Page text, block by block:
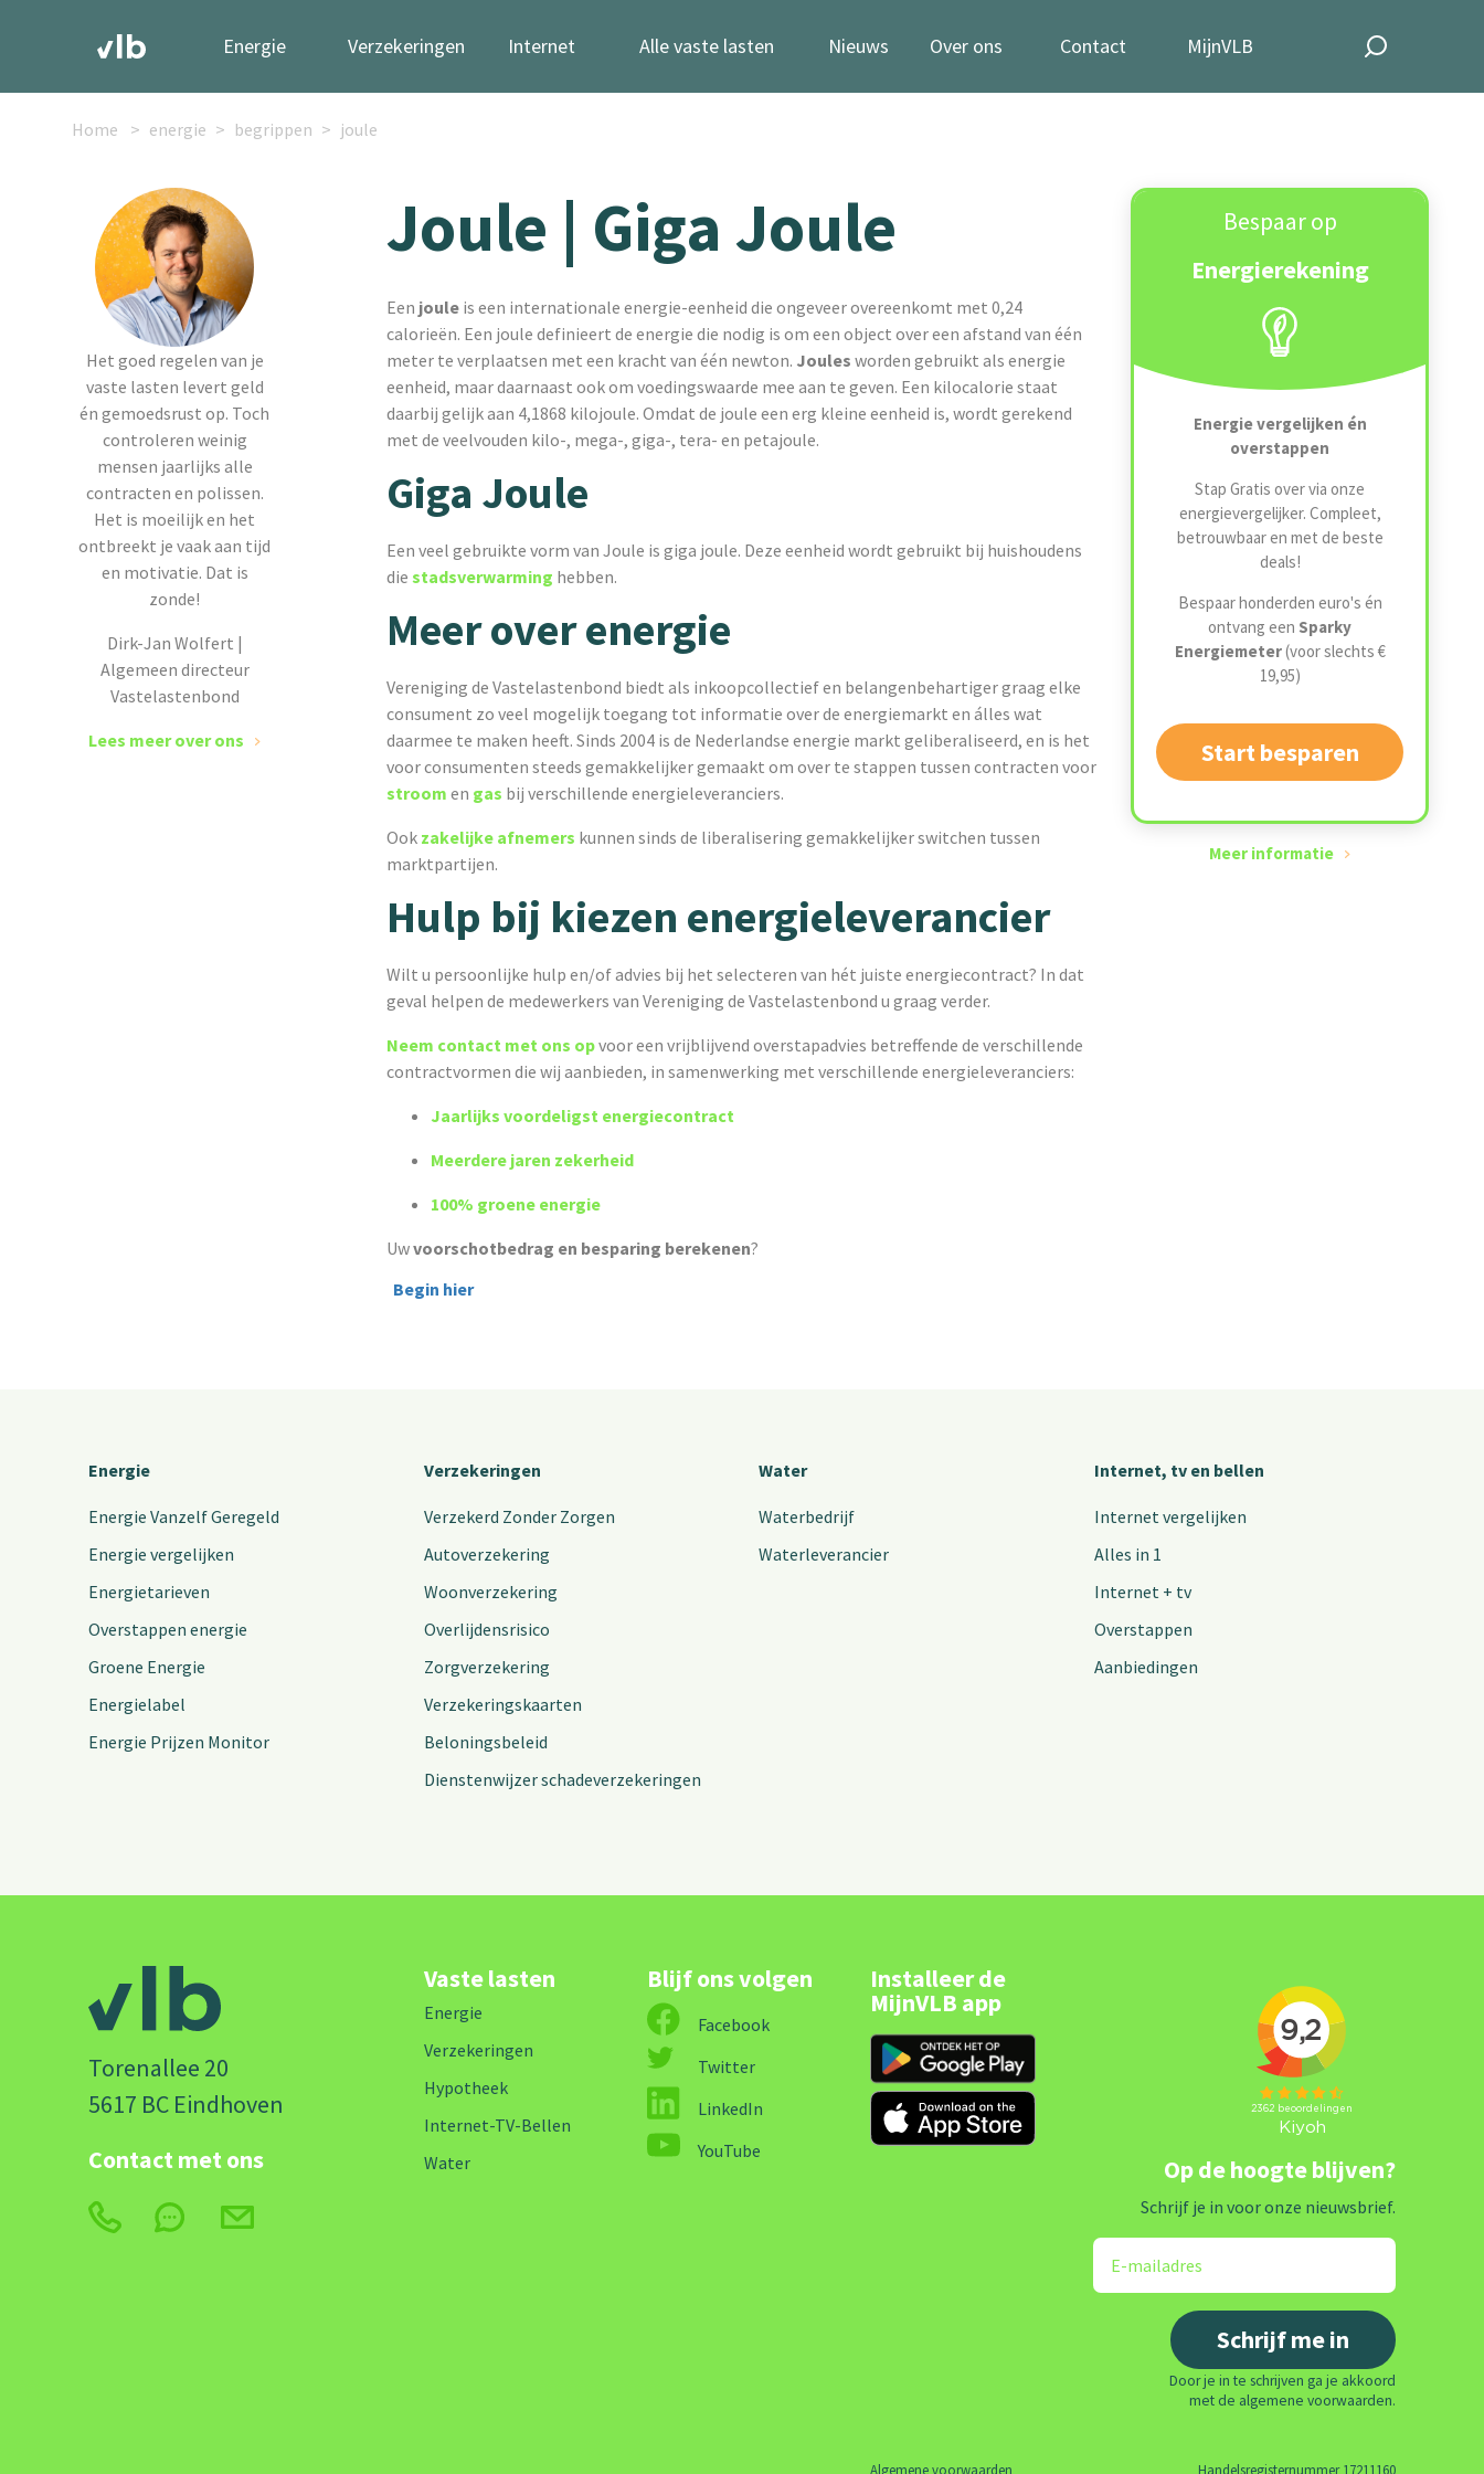
Energie Verzekeringen Internet Alle vaste lasten Nieuws Over ons Contact MijnVLB
Het goed regelen van je
vaste lasten levert geld
én gemoedsrust op. Toch
controleren weinig
mensen jaarlijks alle
contracten en polissen.
Het is moeilijk en het
ontbreekt je vaak aan tijd
en motivatie. Dat is
zonde!
Dirk-Jan Wolfert |
Algemeen directeur
Vastelastenbond
Lees meer over ons
Bespaar op
Energierekening
Energie vergelijken én
overstappen
Stap Gratis over via onze
energievergelijker. Compleet,
betrouwbaar en met de beste
deals!
Bespaar honderden euro's én
ontvang een Sparky
Energiemeter(voor slechts €
19,95)
Start besparen
Meer informatie
Home energie begrippen joule
Joule | Giga Joule
Een jouleis een internationale energie-eenheid die ongeveer overeenkomt met 0,24
calorieën. Een joule definieert de energie die nodig is om een object over een afstand van één
meter te verplaatsen met een kracht van één newton. Joules worden gebruikt als energie
eenheid, maar daarnaast ook om voedingswaarde mee aan te geven. Een kilocalorie staat
daarbij gelijk aan 4,1868 kilojoule. Omdat de joule een erg kleine eenheid is, wordt gerekend
met de veelvouden kilo-, mega-, giga-, tera- en petajoule.
Giga Joule
Een veel gebruikte vorm van Joule is giga joule. Deze eenheid wordt gebruikt bij huishoudens
die stadsverwarming hebben.
Meer over energie
Vereniging de Vastelastenbond biedt als inkoopcollectief en belangenbehartiger graag elke
consument zo veel mogelijk toegang tot informatie over de energiemarkt en álles wat
daarmee te maken heeft. Sinds 2004 is de Nederlandse energie markt geliberaliseerd, en is het
voor consumenten steeds gemakkelijker gemaakt om over te stappen tussen contracten voor
stroom en gas bij verschillende energieleveranciers.
Ook zakelijke afnemers kunnen sinds de liberalisering gemakkelijker switchen tussen
marktpartijen.
Hulp bij kiezen energieleverancier
Wilt u persoonlijke hulp en/of advies bij het selecteren van hét juiste energiecontract? In dat
geval helpen de medewerkers van Vereniging de Vastelastenbond u graag verder.
Neem contact met ons opvoor een vrijblijvend overstapadvies betreffende de verschillende
contractvormen die wij aanbieden, in samenwerking met verschillende energieleveranciers:
Jaarlijks voordeligst energiecontract
Meerdere jaren zekerheid
100% groene energie
Uwvoorschotbedrag en besparing berekenen?
Begin hier
Energie
Energie Vanzelf Geregeld
Energie vergelijken
Energietarieven
Overstappen energie
Groene Energie
Energielabel
Energie Prijzen Monitor
Verzekeringen
Verzekerd Zonder Zorgen
Autoverzekering
Woonverzekering
Overlijdensrisico
Zorgverzekering
Verzekeringskaarten
Beloningsbeleid
Dienstenwijzer schadeverzekeringen
Water
Waterbedrijf
Waterleverancier
Internet, tv en bellen
Internet vergelijken
Alles in 1
Internet + tv
Overstappen
Aanbiedingen
Torenallee 20
5617 BC Eindhoven
Contact met ons
Vaste lasten
Energie
Verzekeringen
Hypotheek
Internet-TV-Bellen
Water
Blijf ons volgen
Facebook
Twitter
LinkedIn
YouTube
Installeer de
MijnVLB app
Op de hoogte blijven?
Schrijf je in voor onze nieuwsbrief.
Door je in te schrijven ga je akkoord
met de algemene voorwaarden.
Algemene voorwaarden Handelsregisternummer 17211160